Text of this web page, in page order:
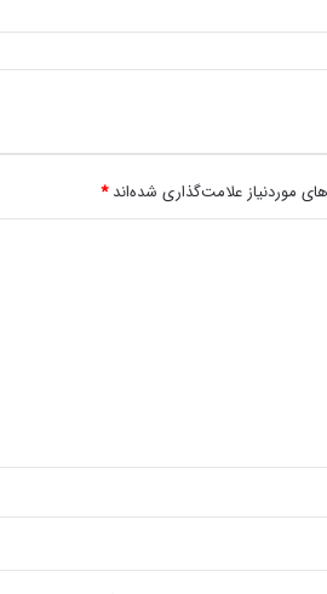
ی
موردنیاز علامت‌گذاری شده‌اند*